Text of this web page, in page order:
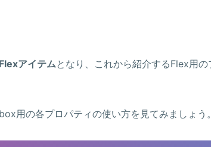
Flexアイテムとなり、これから紹介するFlex用
用の各プロパティの使い方を見てみましょう。